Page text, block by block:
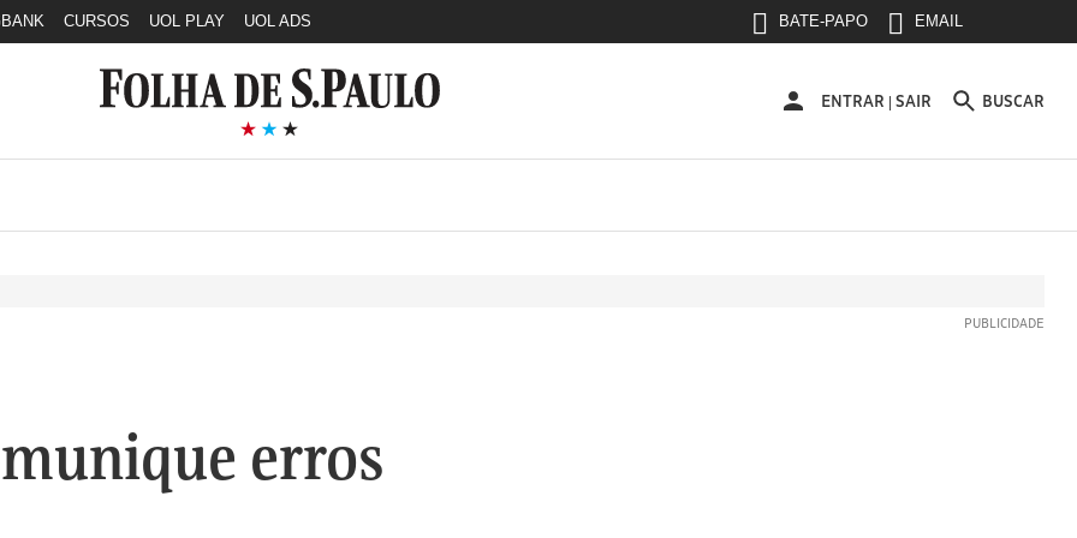
CURSOS UOL PLAY UOL ADS BATE-PAPO EMAIL
ENTRAR
ENTRAR | SAIR BUSCAR
erros